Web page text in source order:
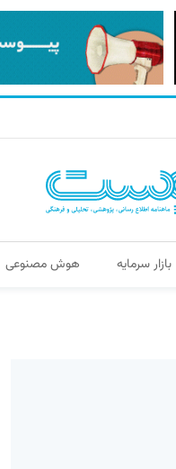
بازار سرمایه هوش مصنوعی